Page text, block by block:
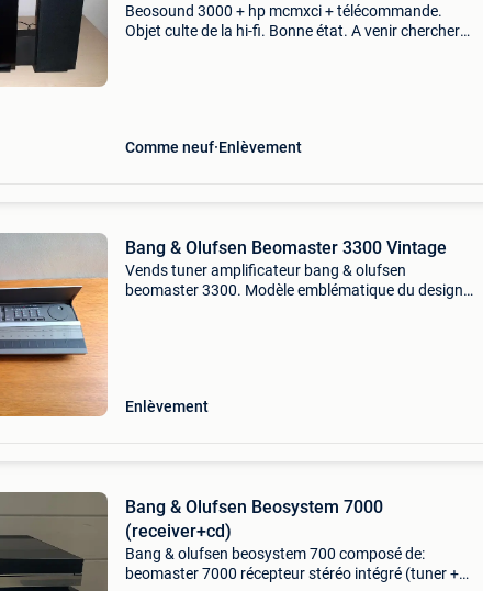
Beosound 3000 + hp mcmxci + télécommande.
Objet culte de la hi-fi. Bonne état. A venir chercher
Comme neuf Enlèvement
Bang & Olufsen Beomaster 3300 Vintage
Vends tuner amplificateur bang & olufsen
beomaster 3300. Modèle emblématique du design
Enlèvement
Bang & Olufsen Beosystem 7000
(receiver+cd)
Bang & olufsen beosystem 700 composé de:
beomaster 7000 récepteur stéréo intégré (tuner +